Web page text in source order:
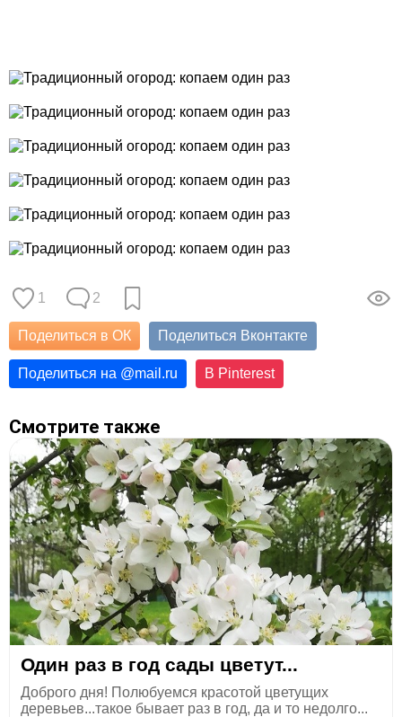
1 2
Поделиться в ОК Поделиться Вконтакте
Поделиться на @mail.ru В Pinterest
Смотрите также
Один раз в год сады цветут...
Доброго дня! Полюбуемся красотой цветущих
деревьев...такое бывает раз в год, да и то недолго...